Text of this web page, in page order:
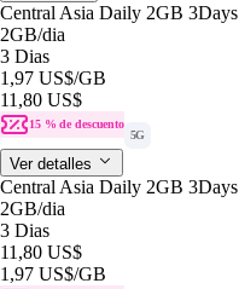
Central Asia Daily 2GB 3Days
2GB/dia
3 Dias
1,97 US$/GB
11,80 US$
15 % de descuento
5G
Ver detalles
Central Asia Daily 2GB 3Days
2GB/dia
3 Dias
11,80 US$
1,97 US$/GB